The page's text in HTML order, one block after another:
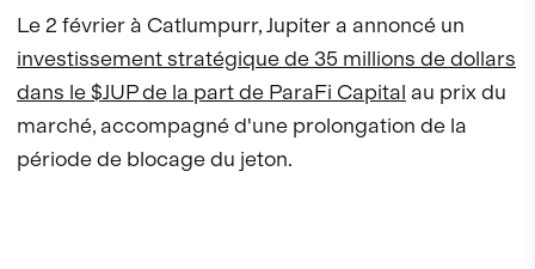
Le 2 février à Catlumpurr, Jupiter a annoncé un
investissement stratégique de 35 millions de dollars
dans le $JUP de la part de ParaFi Capital au prix du
marché, accompagné d'une prolongation de la
période de blocage du jeton.